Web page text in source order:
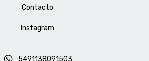
Contacto
Instagram